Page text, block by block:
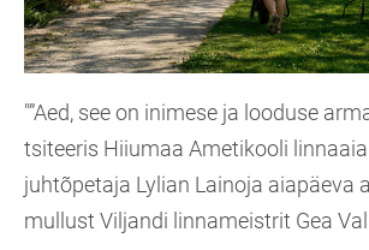
"”Aed, see on inimese ja looduse
tsiteeris Hiiumaa Ametikooli
juhtõpetaja Lylian Lainoja aiapäeva
mullust Viljandi linnameistrit Gea